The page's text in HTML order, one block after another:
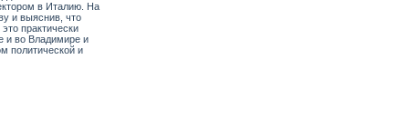
в Италию. На
и выяснив, что
практически
и во Владимире и
политической и